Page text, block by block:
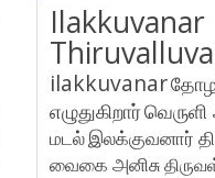
Ilakkuvanar
ilakkuvanar
எழுதுகிறார்
மடல்இலக்குவனார்
வைகை அனிசு